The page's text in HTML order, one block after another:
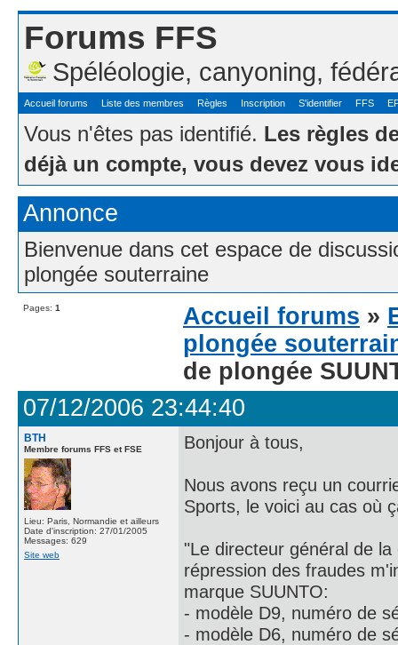
Forums FFS
Spéléologie, canyoning,
Accueil forums Liste des membres Règles Inscription S'identifier FFS
Vous n'êtes pas identifié. Les règles
déjà un compte, vous devez vous
Annonce
Bienvenue dans cet espace de
plongée souterraine
Pages: 1 Accueil forums »
plongée
de plongée
07/12/2006 23:44:40
BTH
Membre forums FFS et FSE
Lieu: Paris, Normandie et ailleurs
Date d'inscription: 27/01/2005
Messages: 629
Site web
Bonjour à tous,
Nous avons reçu un
Sports, le voici au cas où
"Le directeur général de
répression des fraudes
marque SUUNTO:
- modèle D9, numéro de
- modèle D6, numéro de